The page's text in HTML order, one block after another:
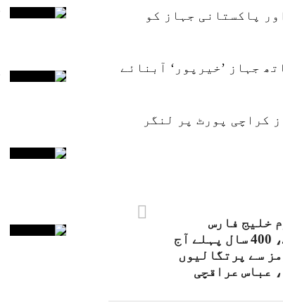
پاکستانی جہاز کو
لیٹرڈیزل کے ساتھ جہاز ’خیرپور‘ آبنائے
کراچی پورٹ پر لنگر
خلیج فارس
منایا جا رہا ہے، 400 سال پہلے آج
سے پرتگالیوں
عباس عراقچی